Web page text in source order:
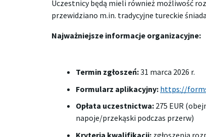
Uczestnicy będą mieli również możliwość
przewidziano m.in. tradycyjne tureckie
Najważniejsze informacje organizacyjne:
Termin zgłoszeń:31 marca 2026 r.
Formularz aplikacyjny: https://
Opłata uczestnictwa: 275 EUR
napoje/przekąski podczas przerw)
Kryteria kwalifikacji: zgłoszenia